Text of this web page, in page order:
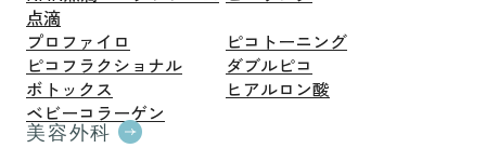
点滴
プロファイロ
ピコトーニング
ピコフラクショナル
ダブルピコ
ボトックス
ヒアルロン酸
ベビーコラーゲン
美容外科